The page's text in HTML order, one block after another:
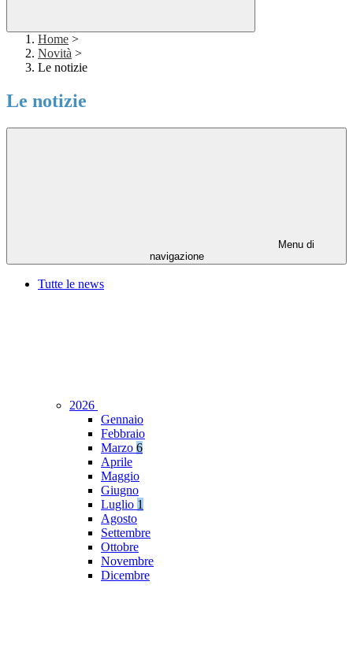
Home >
Novità >
Le notizie
Le notizie
Menu di
navigazione
Tutte le news
2026
Gennaio
Febbraio
Marzo 6
Aprile
Maggio
Giugno
Luglio 1
Agosto
Settembre
Ottobre
Novembre
Dicembre